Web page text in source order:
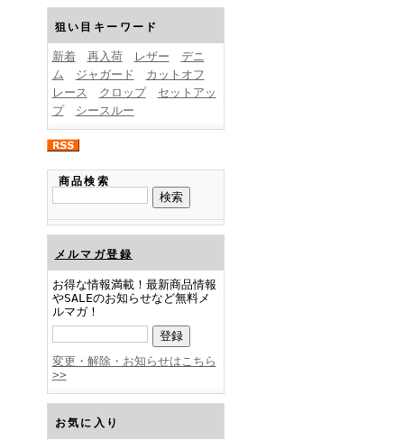
FINEBOYS2024年12月号
FINEBOYS2024年11月号
狙い目キーワード
新着 再入荷 レザー
デニ
ム
ジャガード
カットオフ
レース
クロップ
セットアッ
プ
シースルー
商品検索
メルマガ登録
お得な情報満載！最新商品情報
やSALEのお知らせなど無料メ
ルマガ！
変更・解除・お知らせはこちら
>>
お気に入り